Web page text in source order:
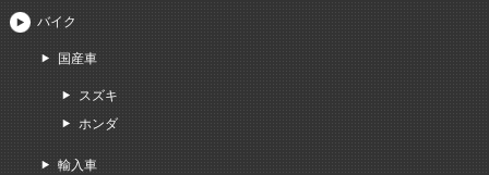
バイク
国産車
スズキ
ホンダ
輸入車